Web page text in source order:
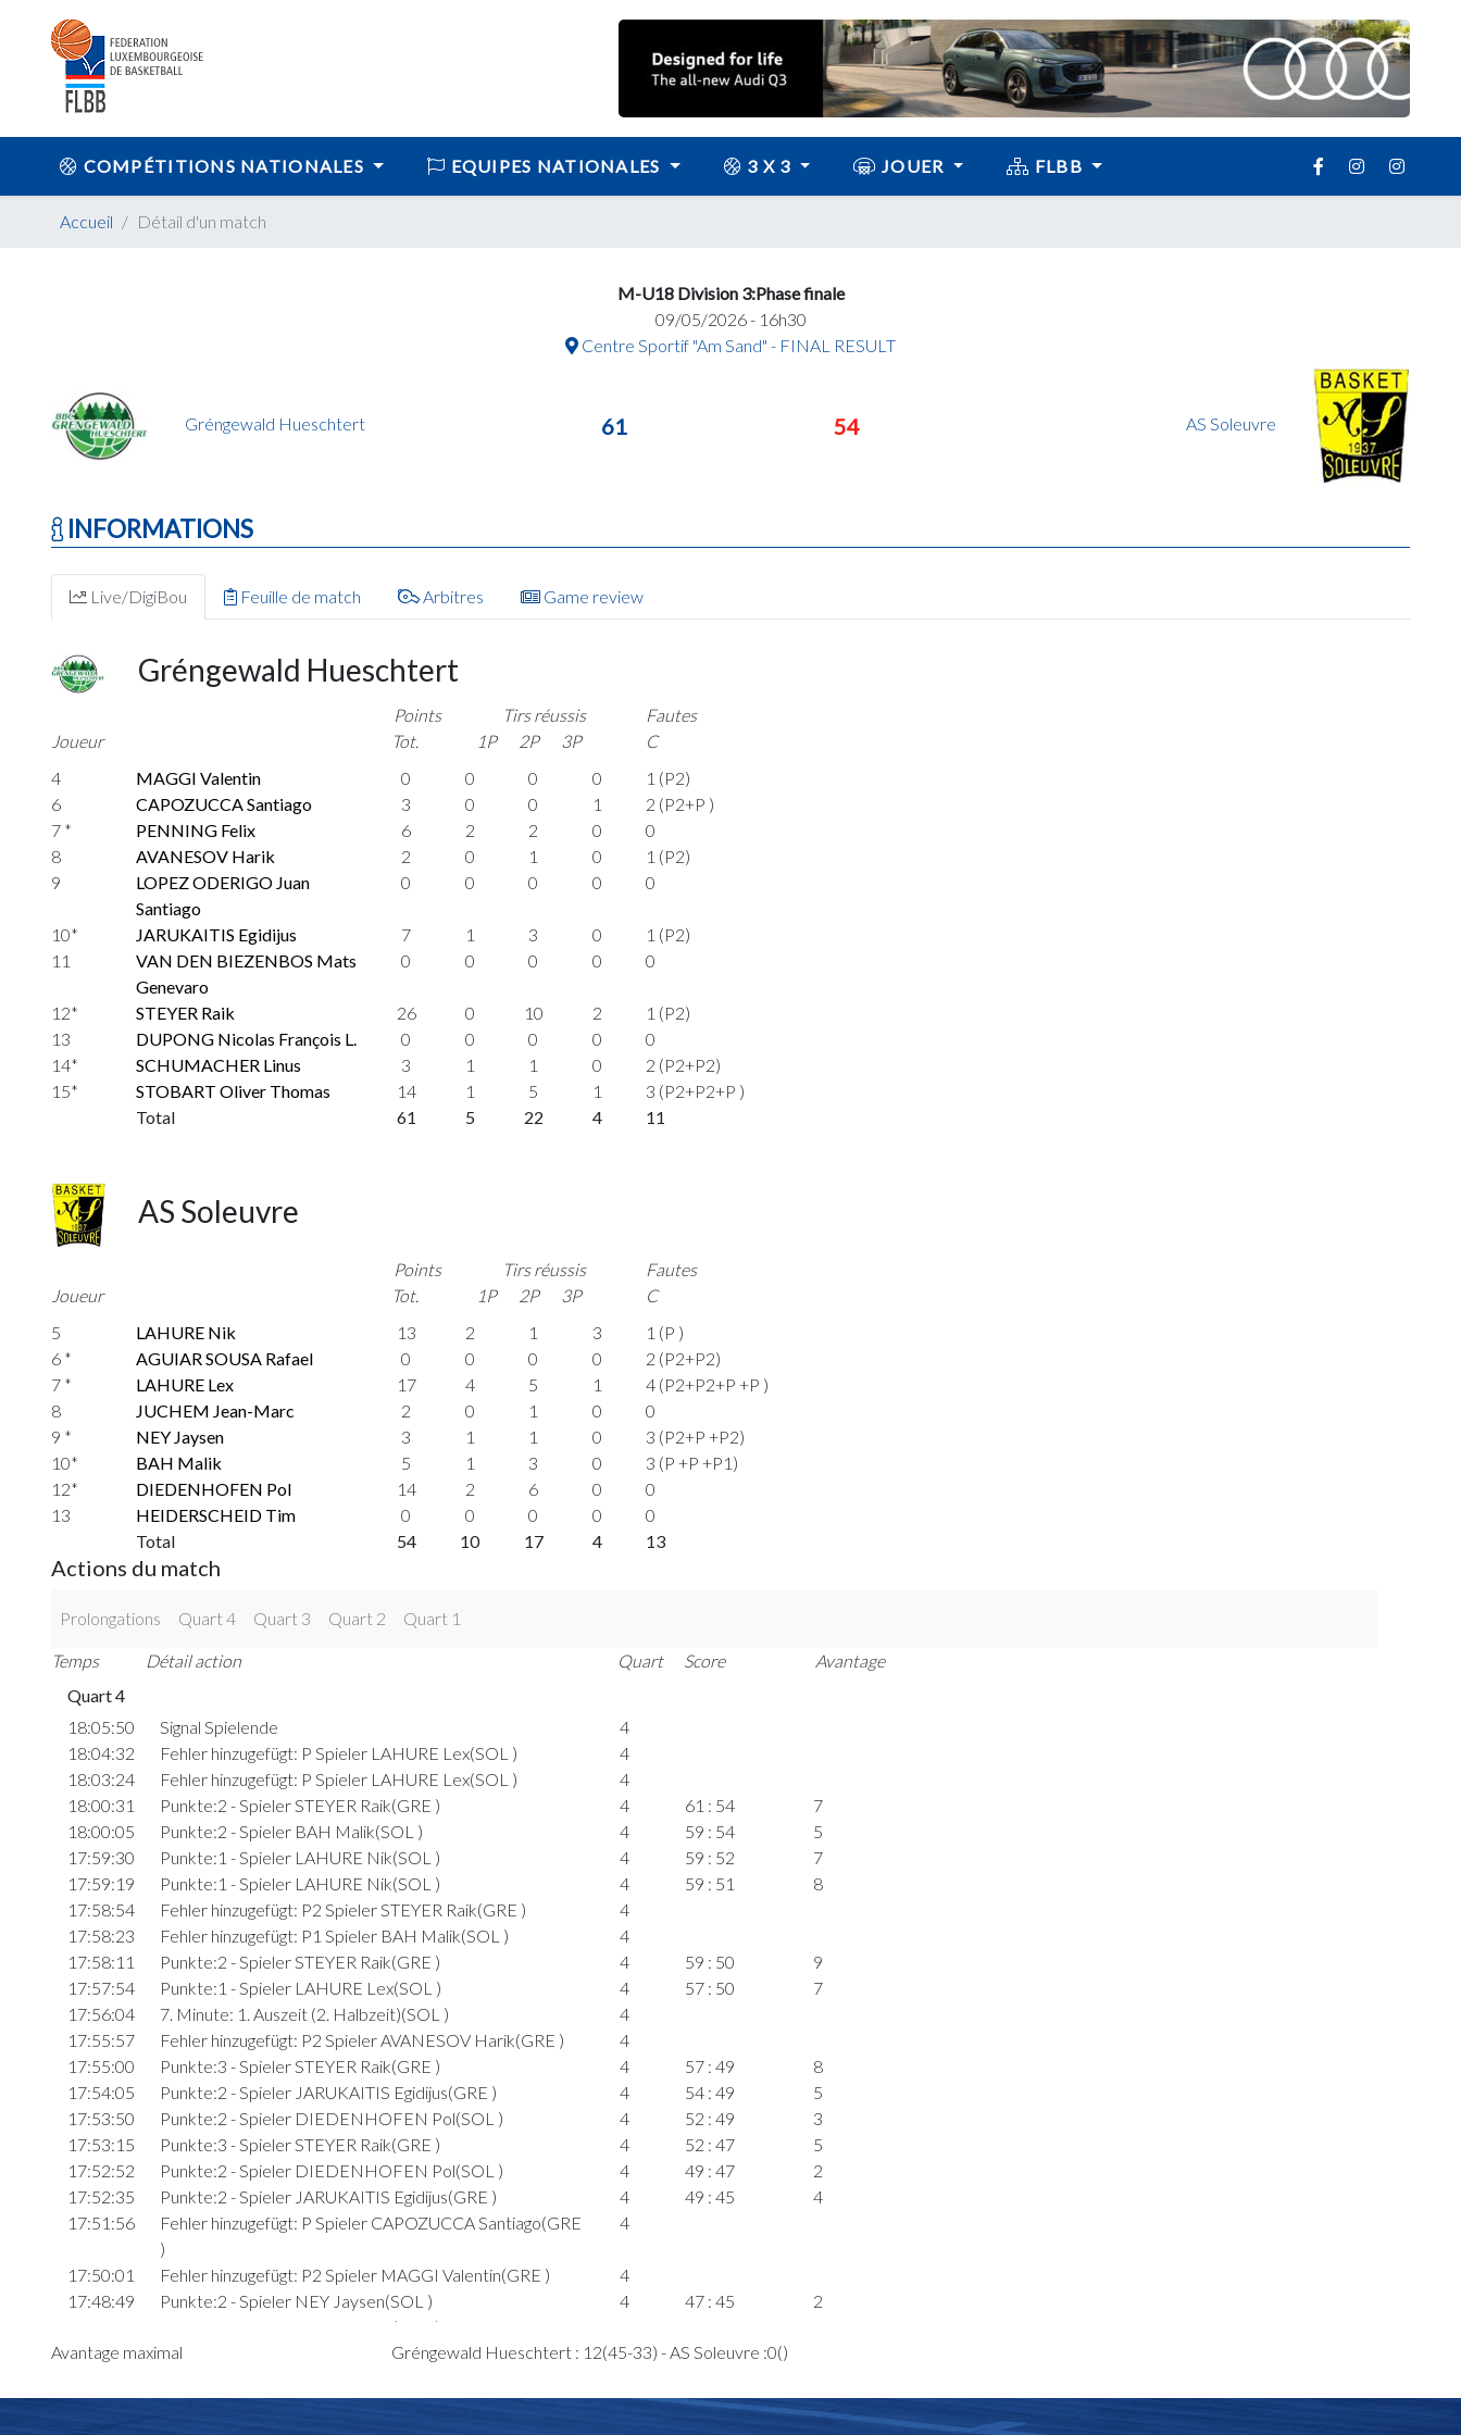
COMPÉTITIONS NATIONALES EQUIPES NATIONALES 3 X 3 JOUER FLBB
Accueil Détail d'un match
M-U18 Division 3:Phase finale
09/05/2026 - 16h30
Centre Sportif "Am Sand" - FINAL RESULT
Gréngewald Hueschtert 61 54 AS Soleuvre
INFORMATIONS
Live/DigiBou Feuille de match Arbitres Game review
Gréngewald Hueschtert
Joueur
Points
Tot.
Tirs réussis
1P
2P 3P
Fautes
C
4
MAGGI Valentin 0 0 0 0
1 (P2)
6
CAPOZUCCA Santiago 3 0 0 1
2 (P2+P )
7 *
PENNING Felix 6 2 2 0
0
8
AVANESOV Harik 2 0 1 0
1 (P2)
9
LOPEZ ODERIGO Juan
Santiago
0 0 0 0 0
10* JARUKAITIS Egidijus 7 1 3 0
1 (P2)
11
VAN DEN BIEZENBOS Mats
Genevaro
0 0 0 0 0
12* STEYER Raik 26 0 10 2
1 (P2)
13
DUPONG Nicolas François L. 0 0 0 0
0
14*
SCHUMACHER Linus 3 1 1 0
2 (P2+P2)
15*
STOBART Oliver Thomas 14 1 5 1
3 (P2+P2+P )
Total
61 5 22 4 11
AS Soleuvre
Joueur
Points
Tot.
Tirs réussis
1P
2P 3P
Fautes
C
5
LAHURE Nik 13 2 1 3
1 (P )
6 *
AGUIAR SOUSA Rafael 0 0 0 0
2 (P2+P2)
7 *
LAHURE Lex 17 4 5 1
4 (P2+P2+P +P )
8
JUCHEM Jean-Marc 2 0 1 0
0
9 *
NEY Jaysen 3 1 1 0
3 (P2+P +P2)
10*
BAH Malik 5 1 3 0
3 (P +P +P1)
12*
DIEDENHOFEN Pol 14 2 6 0
0
13
HEIDERSCHEID Tim 0 0 0 0
0
Total
54 10 17 4 13
Actions du match
Prolongations Quart 4 Quart 3 Quart 2 Quart 1
Temps Détail action Quart Score
Avantage
Quart 4
18:05:50
Signal Spielende
4
18:04:32
Fehler hinzugefügt: P Spieler LAHURE Lex(SOL )
4
18:03:24
Fehler hinzugefügt: P Spieler LAHURE Lex(SOL )
4
18:00:31
Punkte:2 - Spieler STEYER Raik(GRE ) 4 61 : 54
7
18:00:05
Punkte:2 - Spieler BAH Malik(SOL ) 4 59 : 54
5
17:59:30
Punkte:1 - Spieler LAHURE Nik(SOL ) 4 59 : 52
7
17:59:19
Punkte:1 - Spieler LAHURE Nik(SOL ) 4 59 : 51
8
17:58:54
Fehler hinzugefügt: P2 Spieler STEYER Raik(GRE )
4
17:58:23
Fehler hinzugefügt: P1 Spieler BAH Malik(SOL )
4
17:58:11
Punkte:2 - Spieler STEYER Raik(GRE ) 4 59 : 50
9
17:57:54
Punkte:1 - Spieler LAHURE Lex(SOL ) 4 57 : 50
7
17:56:04
7. Minute: 1. Auszeit (2. Halbzeit)(SOL )
4
17:55:57
Fehler hinzugefügt: P2 Spieler AVANESOV Harik(GRE )
4
17:55:00
Punkte:3 - Spieler STEYER Raik(GRE ) 4 57 : 49
8
17:54:05
Punkte:2 - Spieler JARUKAITIS Egidijus(GRE ) 4 54 : 49
5
17:53:50
Punkte:2 - Spieler DIEDENHOFEN Pol(SOL ) 4 52 : 49
3
17:53:15
Punkte:3 - Spieler STEYER Raik(GRE ) 4 52 : 47
5
17:52:52
Punkte:2 - Spieler DIEDENHOFEN Pol(SOL ) 4 49 : 47
2
17:52:35
Punkte:2 - Spieler JARUKAITIS Egidijus(GRE ) 4 49 : 45
4
17:51:56
Fehler hinzugefügt: P Spieler CAPOZUCCA Santiago(GRE
)
4
17:50:01 Fehler hinzugefügt: P2 Spieler MAGGI Valentin(GRE )
4
17:48:49
Punkte:2 - Spieler NEY Jaysen(SOL ) 4 47 : 45
2
Punkte:2 - Spieler LAHURE Nik(SOL )
17:47:29
Punkte:2 - Spieler LAHURE Lex(SOL ) 4 47 : 41
17:47:06
Punkte:3 - Spieler LAHURE Nik(SOL ) 4 45 : 39
6
Quart 3
Avantage maximal Gréngewald Hueschtert : 12(45-33) - AS Soleuvre :0()